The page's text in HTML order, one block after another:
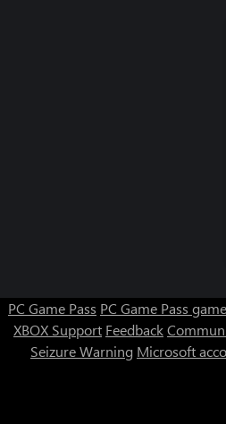
PC Game Pass PC Game Pass
XBOX Support Feedback
Seizure Warning Microsoft